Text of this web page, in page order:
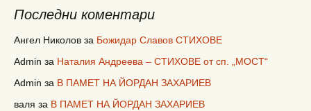
Последни коментари
Ангел Николов за Божидар Славов СТИХОВЕ
Admin за Наталия Андреева – СТИХОВЕ от сп. „МОСТ“
Admin за В ПАМЕТ НА ЙОРДАН ЗАХАРИЕВ
валя за В ПАМЕТ НА ЙОРДАН ЗАХАРИЕВ